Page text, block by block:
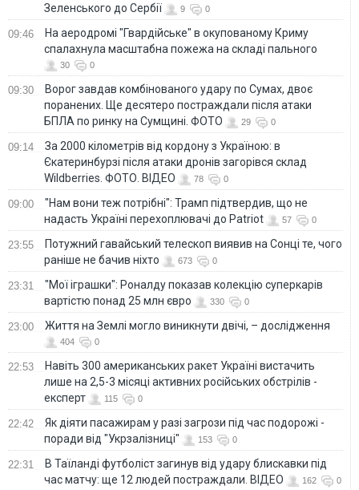
Зеленського до Сербії
9 0
09:46
На аеродромі "Гвардійське" в окупованому Криму
спалахнула масштабна пожежа на складі пального
30 0
09:30
Ворог завдав комбінованого удару по Сумах, двоє
поранених. Ще десятеро постраждали після атаки
БПЛА по ринку на Сумщині. ФОТО
29 0
09:14
За 2000 кілометрів від кордону з Україною: в
Єкатеринбурзі після атаки дронів загорівся склад
Wildberries. ФОТО. ВІДЕО
78 0
09:00
"Нам вони теж потрібні": Трамп підтвердив, що не
надасть Україні перехоплювачі до Patriot
57 0
23:55
Потужний гавайський телескоп виявив на Сонці те, чого
раніше не бачив ніхто
673 0
23:31
"Мої іграшки": Роналду показав колекцію суперкарів
вартістю понад 25 млн євро
330 0
23:00 Життя на Землі могло виникнути двічі, – дослідження
404 0
22:53
Навіть 300 американських ракет Україні вистачить
лише на 2,5-3 місяці активних російських обстрілів -
експерт
115 0
22:42
Як діяти пасажирам у разі загрози під час подорожі -
поради від "Укрзалізниці"
153 0
22:31
В Таїланді футболіст загинув від удару блискавки під
час матчу: ще 12 людей постраждали. ВІДЕО
162 0